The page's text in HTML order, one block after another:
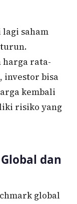
saham
harga rata-
investor bisa
kembali
risiko yang
dan
global